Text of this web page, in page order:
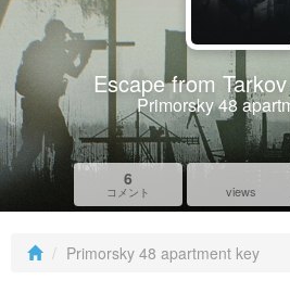
Escape from
Primorsky 48
6
コメント views
Primorsky 48 apartment key